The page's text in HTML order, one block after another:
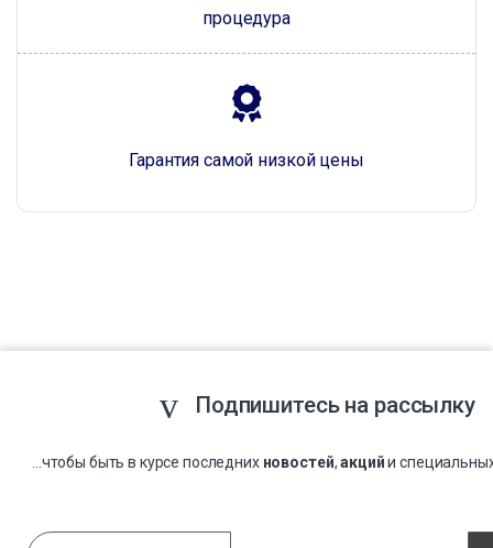
процедура
Гарантия самой низкой цены
Подпишитесь на рассылку
...чтобы быть в курсе последних новостей,акцийи